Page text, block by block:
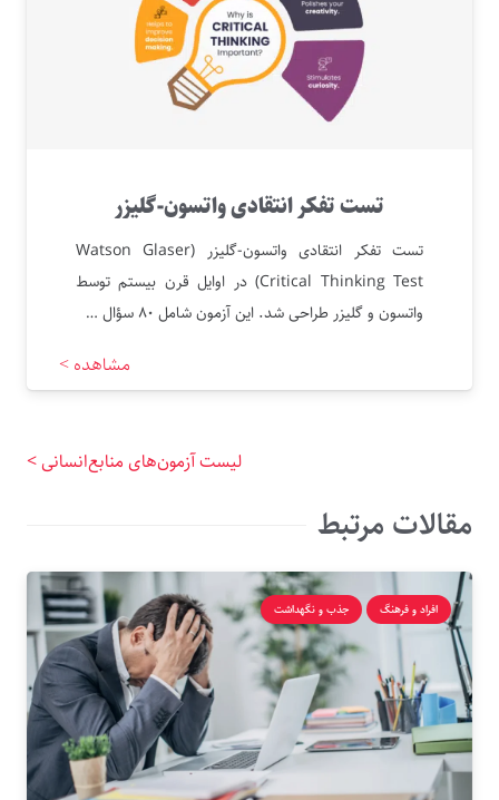
تست تفکر انتقادی واتسون-گلیزر
تست تفکر انتقادی واتسون-گلیزر (Watson Glaser
Critical Thinking Test) در اوایل قرن بیستم توسط
واتسون و گلیزر طراحی شد. این آزمون شامل ۸۰ سؤال …
مشاهده >
لیست آزمون‌های منابع‌انسانی >
مقالات مرتبط
افراد و فرهنگ جذب و نگهداشت